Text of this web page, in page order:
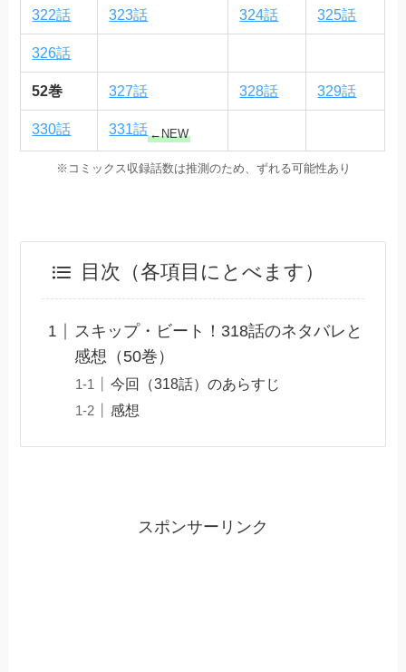
322話 323話 324話 325話
326話
52巻 327話 328話 329話
330話 331話←NEW
※コミックス収録話数は推測のため、ずれる可能性あり
目次（各項目にとべます）
スキップ・ビート！318話のネタバレと
感想（50巻）
今回（318話）のあらすじ
感想
スポンサーリンク